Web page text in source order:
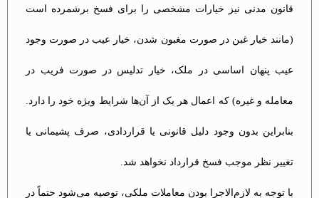
قانون مدنی نیز خیارات مشخصی را برای فسخ برشمرده است
(مانند خیار غبن در صورت مغبون شدن، خیار عیب در صورت وجود
عیب پنهان اساسی در ملک، خیار تدلیس در صورت فریب در
معامله و غیره) که اعمال هر یک از آن‌ها شرایط ویژه خود را دارد.
بنابراین بدون وجود دلیل قانونی یا قراردادی، صرف پشیمانی یا
تغییر نظر موجب فسخ قرارداد نخواهد شد​.
با توجه به لازم‌الاجرا بودن معاملات ملکی، توصیه می‌شود حتماً در